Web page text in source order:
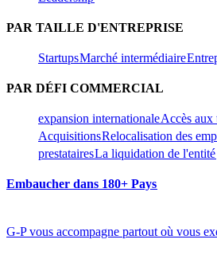
PAR TAILLE D'ENTREPRISE​​
Startups​​Marché intermédiaire​​
PAR DÉFI COMMERCIAL​​
expansion internationale​​Accès aux
Acquisitions​​Relocalisation des
prestataires​​La liquidation de l'entité​​
Embaucher dans 180+ Pays​​
G-P vous accompagne partout où vous